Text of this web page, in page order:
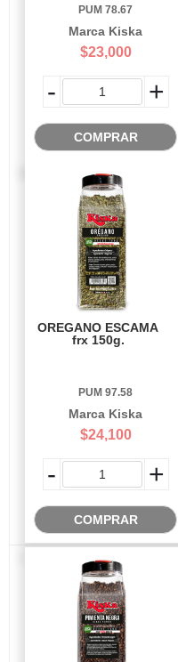
PUM 78.67
Marca Kiska
$23,000
- +
COMPRAR
OREGANO ESCAMA
frx 150g.
PUM 97.58
Marca Kiska
$24,100
- +
COMPRAR